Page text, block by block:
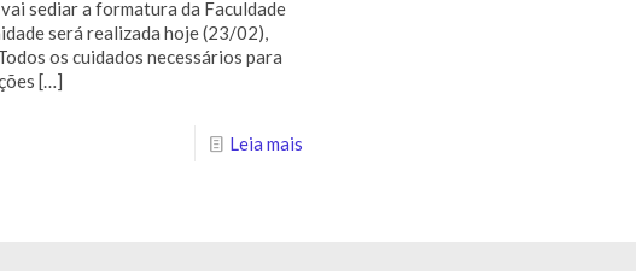
sediar a formatura da Faculdade
será realizada hoje (23/02),
os cuidados necessários para
[…]
Leia mais